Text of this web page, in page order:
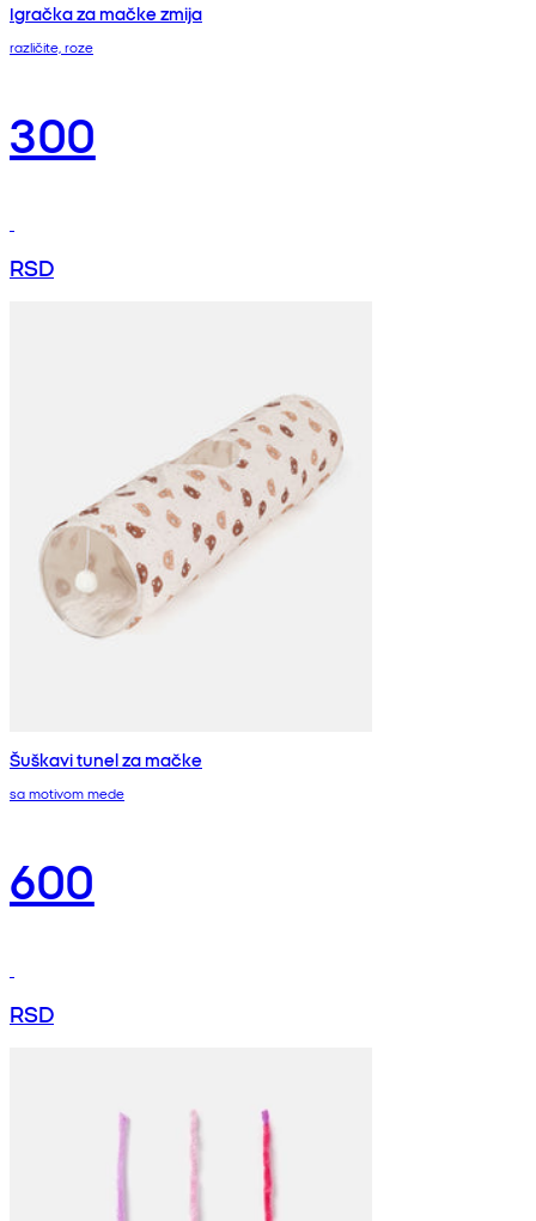
Igračka za mačke zmija
različite, roze
300
RSD
Šuškavi tunel za mačke
sa motivom mede
600
RSD